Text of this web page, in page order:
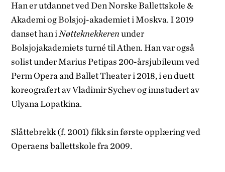
Han er utdannet ved Den Norske Ballettskole &
Akademi og Bolsjoj-akademiet i Moskva. I 2019
danset han i Nøtteknekkerenunder
Bolsjojakademiets turné til Athen. Han var også
solist under Marius Petipas 200-årsjubileum ved
Perm Opera and Ballet Theater i 2018, i en duett
koreografert av Vladimir Sychev og innstudert av
Ulyana Lopatkina.
Slåttebrekk (f. 2001) fikk sin første opplæring ved
Operaens ballettskole fra 2009.